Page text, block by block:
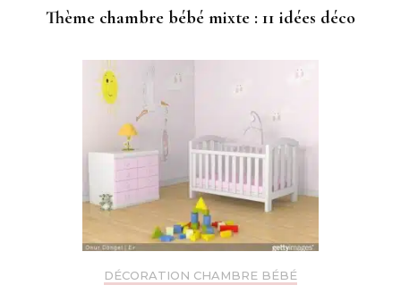
Thème chambre bébé mixte : 11 idées déco
DÉCORATION CHAMBRE BÉBÉ